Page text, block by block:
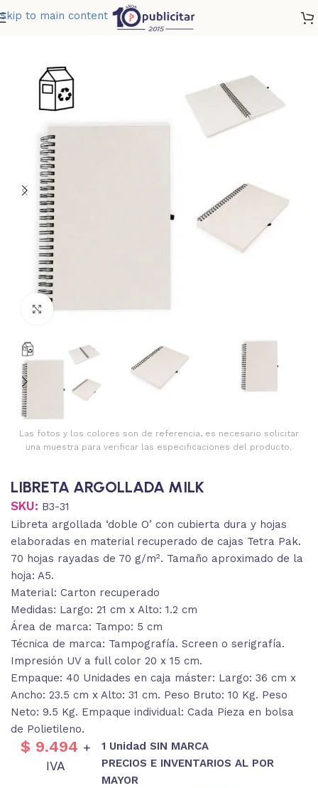
Skip to main content
LIBRETA ARGOLLADA MILK
Clic para ampliar
Las fotos y los colores son de referencia, es necesario solicitar
una muestra para verificar las especificaciones del producto.
LIBRETA ARGOLLADA MILK
SKU: B3-31
Libreta argollada ‘doble O’ con cubierta dura y hojas
elaboradas en material recuperado de cajas Tetra Pak.
70 hojas rayadas de 70 g/m². Tamaño aproximado de la
hoja: A5.
Material: Carton recuperado
Medidas: Largo: 21 cm x Alto: 1.2 cm
Área de marca: Tampo: 5 cm
Técnica de marca: Tampografía. Screen o serigrafía.
Impresión UV a full color 20 x 15 cm.
Empaque: 40 Unidades en caja máster: Largo: 36 cm x
Ancho: 23.5 cm x Alto: 31 cm. Peso Bruto: 10 Kg. Peso
Neto: 9.5 Kg. Empaque individual: Cada Pieza en bolsa
de Polietileno.
$ 9.494 +
IVA
1 Unidad SIN MARCA
PRECIOS E INVENTARIOS AL POR
MAYOR